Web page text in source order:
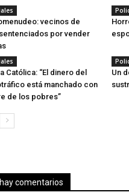
vecinos de
por vender
Católica: “El dinero del
está manchado con
de los pobres”
Un
comentarios